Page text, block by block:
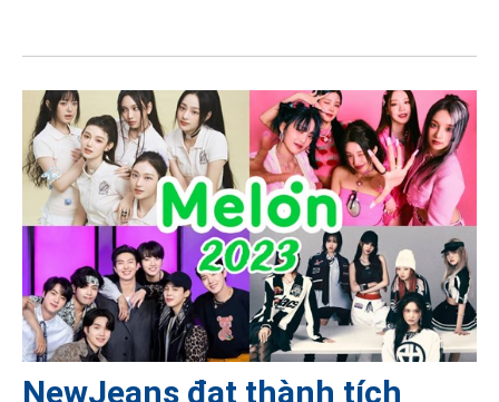
NewJeans đạt thành tích